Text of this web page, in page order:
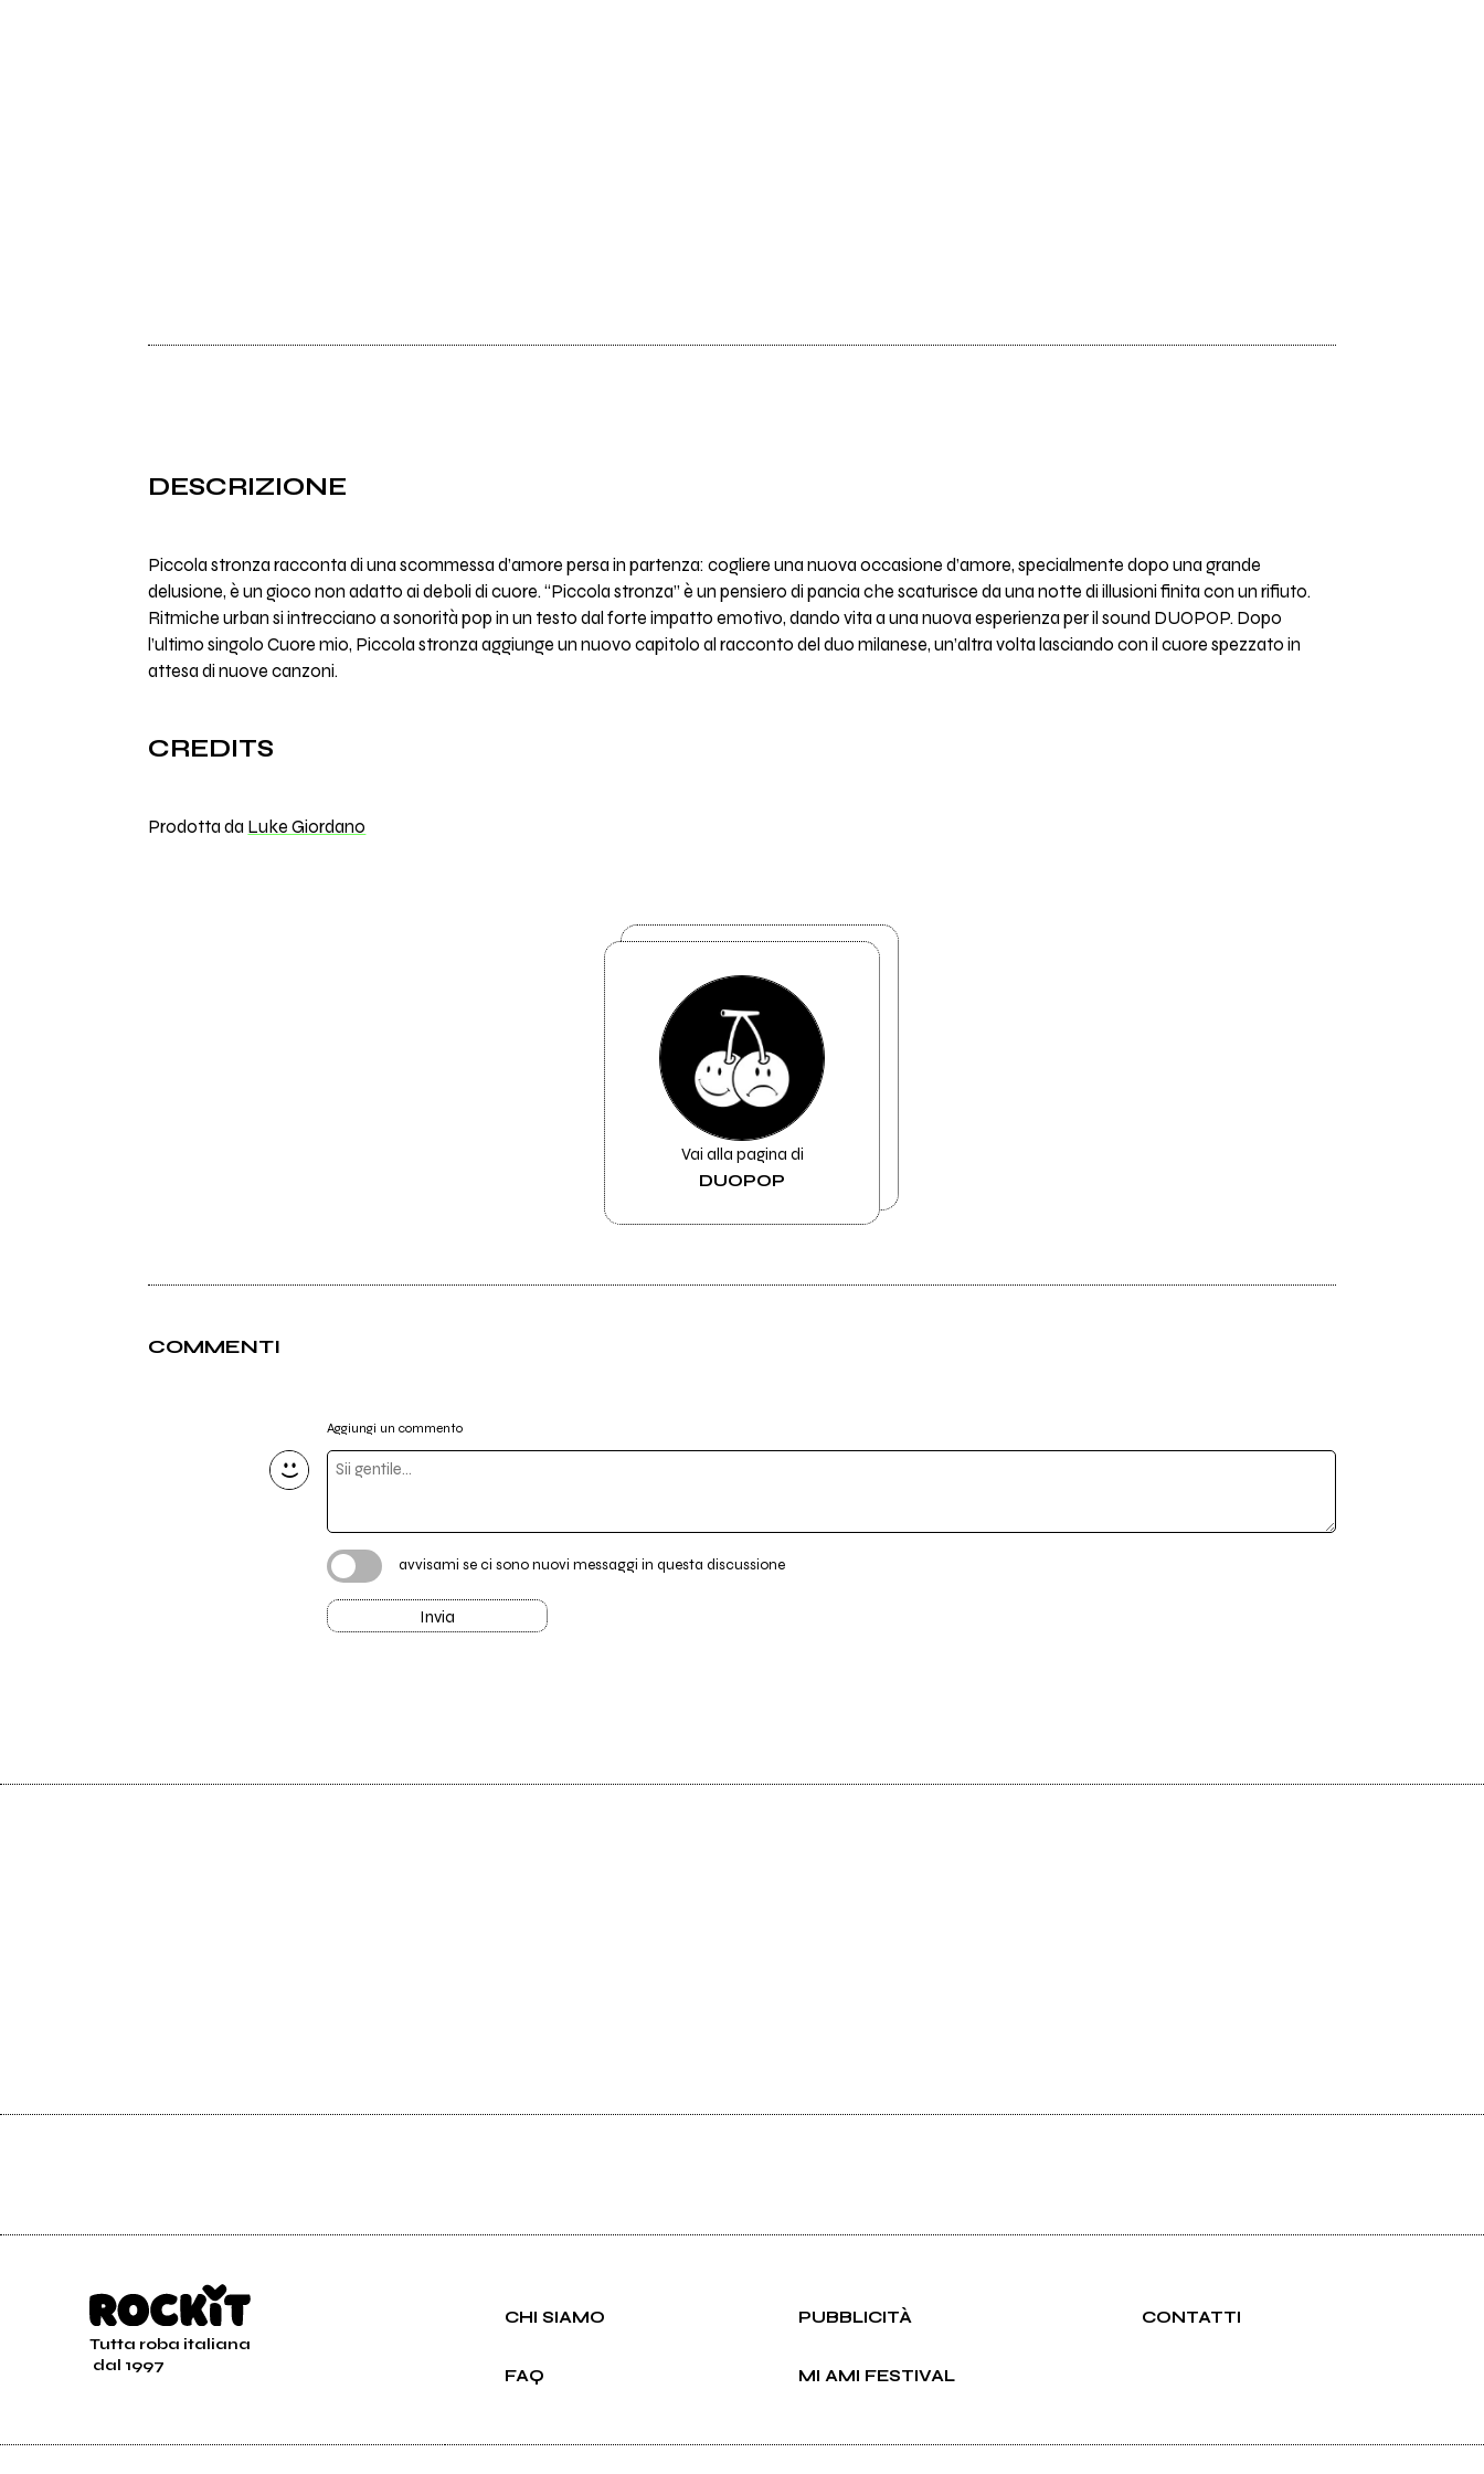
DESCRIZIONE
Piccola stronza racconta di una scommessa d’amore persa in partenza: cogliere una nuova occasione d’amore, specialmente dopo una grande
delusione, è un gioco non adatto ai deboli di cuore. “Piccola stronza” è un pensiero di pancia che scaturisce da una notte di illusioni finita con un rifiuto.
Ritmiche urban si intrecciano a sonorità pop in un testo dal forte impatto emotivo, dando vita a una nuova esperienza per il sound DUOPOP. Dopo
l’ultimo singolo Cuore mio, Piccola stronza aggiunge un nuovo capitolo al racconto del duo milanese, un’altra volta lasciando con il cuore spezzato in
attesa di nuove canzoni.
CREDITS
Prodotta da Luke Giordano
Vai alla pagina di
DUOPOP
COMMENTI
Aggiungi un commento
avvisami se ci sono nuovi messaggi in questa discussione
Invia
Tutta roba italiana
dal 1997
CHI SIAMO PUBBLICITÀ CONTATTI
FAQ MI AMI FESTIVAL